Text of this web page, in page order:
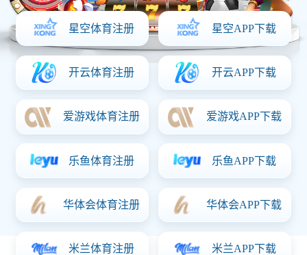
长春市宽城区政府机关办公楼
荣获吉林省优质工程奖，建设规模约为3万平方米。